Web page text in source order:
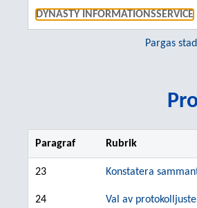
DYNASTY INFORMATIONSSERVICE
Pargas stad
Paragraf Rubrik
23 Konstatera
24 Val av